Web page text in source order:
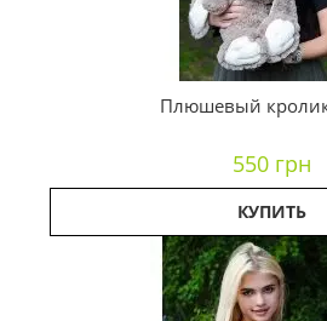
Плюшевый
550 грн
КУПИТЬ